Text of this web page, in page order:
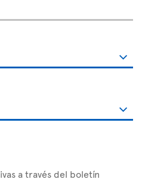
a través del boletín